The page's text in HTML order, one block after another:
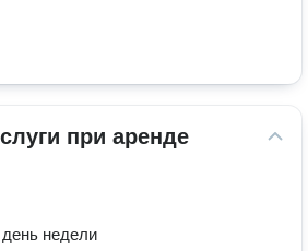
при аренде
недели